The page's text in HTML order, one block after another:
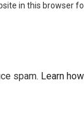
in this browser
spam. Learn